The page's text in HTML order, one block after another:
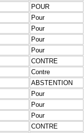
POUR
Pour
Pour
Pour
Pour
CONTRE
Contre
ABSTENTION
Pour
Pour
Pour
CONTRE